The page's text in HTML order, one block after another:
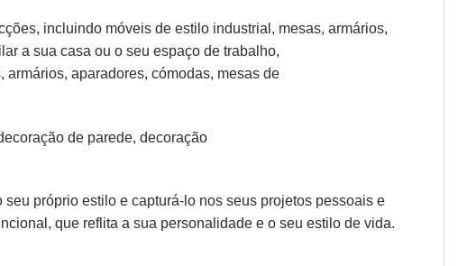
incluindo móveis de estilo industrial, mesas, armários,
a sua casa ou o seu espaço de trabalho,
, armários, aparadores, cómodas, mesas de
de parede, decoração
próprio estilo e capturá-lo nos seus projetos pessoais e
que reflita a sua personalidade e o seu estilo de vida.